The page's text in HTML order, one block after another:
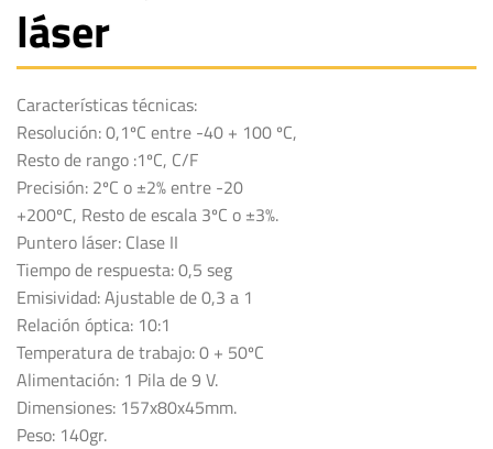
láser
Características técnicas:
Resolución: 0,1ºC entre -40 + 100 ºC,
Resto de rango :1ºC, C/F
Precisión: 2ºC o ±2% entre -20
+200ºC, Resto de escala 3ºC o ±3%.
Puntero láser: Clase II
Tiempo de respuesta: 0,5 seg
Emisividad: Ajustable de 0,3 a 1
Relación óptica: 10:1
Temperatura de trabajo: 0 + 50ºC
Alimentación: 1 Pila de 9 V.
Dimensiones: 157x80x45mm.
Peso: 140gr.